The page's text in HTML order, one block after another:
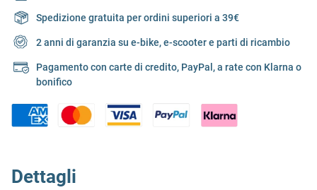
Spedizione gratuita per ordini superiori a 39€
2 anni di garanzia su e-bike, e-scooter e parti di ricambio
Pagamento con carte di credito, PayPal, a rate con Klarna o
bonifico
Dettagli